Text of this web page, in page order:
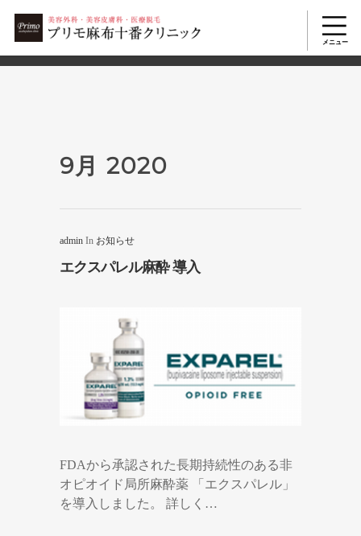
9月 2020
admin In お知らせ
エクスパレル麻酔 導入
FDAから承認された長期持続性のある非
オピオイド局所麻酔薬 「エクスパレル」
を導入しました。 詳しく…